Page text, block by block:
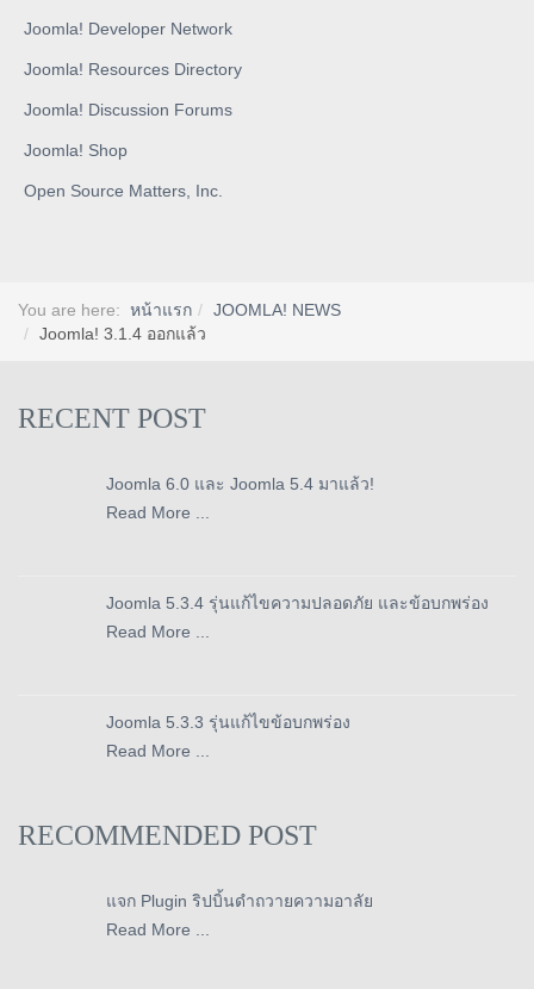
Joomla! Developer Network
Joomla! Resources Directory
Joomla! Discussion Forums
Joomla! Shop
Open Source Matters, Inc.
You are here: หน้าแรก
JOOMLA! NEWS
Joomla! 3.1.4 ออกแล้ว
RECENT POST
Joomla 6.0 และ Joomla 5.4 มาแล้ว!
Read More ...
Joomla 5.3.4 รุ่นแก้ไขความปลอดภัย และข้อบกพร่อง
Read More ...
Joomla 5.3.3 รุ่นแก้ไขข้อบกพร่อง
Read More ...
RECOMMENDED POST
แจก Plugin ริปบิ้นดำถวายความอาลัย
Read More ...